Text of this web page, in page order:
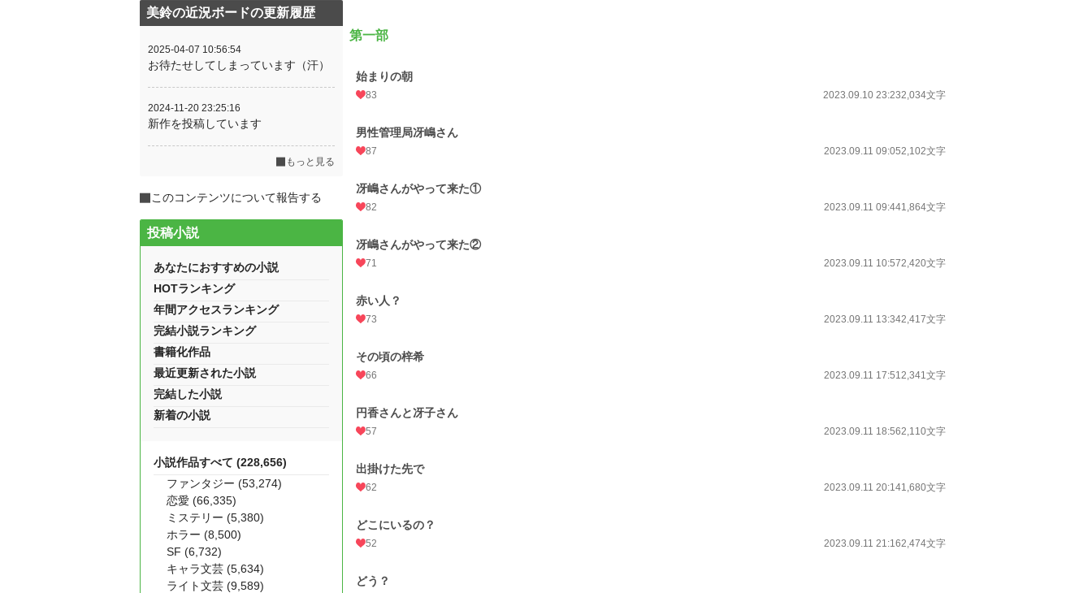
第一部
始まりの朝
83 2023.09.10 23:232,034文字
男性管理局冴嶋さん
87 2023.09.11 09:052,102文字
冴嶋さんがやって来た①
82 2023.09.11 09:441,864文字
冴嶋さんがやって来た②
71 2023.09.11 10:572,420文字
赤い人？
73 2023.09.11 13:342,417文字
その頃の梓希
66 2023.09.11 17:512,341文字
円香さんと冴子さん
57 2023.09.11 18:562,110文字
出掛けた先で
62 2023.09.11 20:141,680文字
どこにいるの？
52 2023.09.11 21:162,474文字
どう？
美鈴の近況ボードの更新履歴
2025-04-07 10:56:54
お待たせしてしまっています（汗）
2024-11-20 23:25:16
新作を投稿しています
もっと見る
このコンテンツについて報告する
投稿小説
あなたにおすすめの小説
HOTランキング
年間アクセスランキング
完結小説ランキング
書籍化作品
最近更新された小説
完結した小説
新着の小説
小説作品すべて (228,656)
ファンタジー (53,274)
恋愛 (66,335)
ミステリー (5,380)
ホラー (8,500)
SF (6,732)
キャラ文芸 (5,634)
ライト文芸 (9,589)